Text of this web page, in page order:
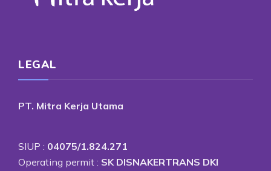
LEGAL
PT. Mitra Kerja Utama
SIUP : 04075/1.824.271
Operating permit : SK DISNAKERTRANS DKI